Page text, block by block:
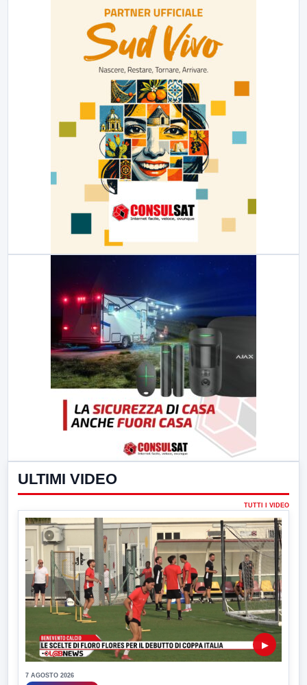
ULTIMI VIDEO
TUTTI I VIDEO
▶
7 AGOSTO 2026